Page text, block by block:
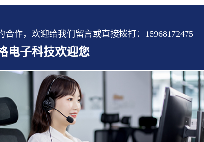
合作，欢迎给我们留言或直接拨打：15968172475
电子科技欢迎您